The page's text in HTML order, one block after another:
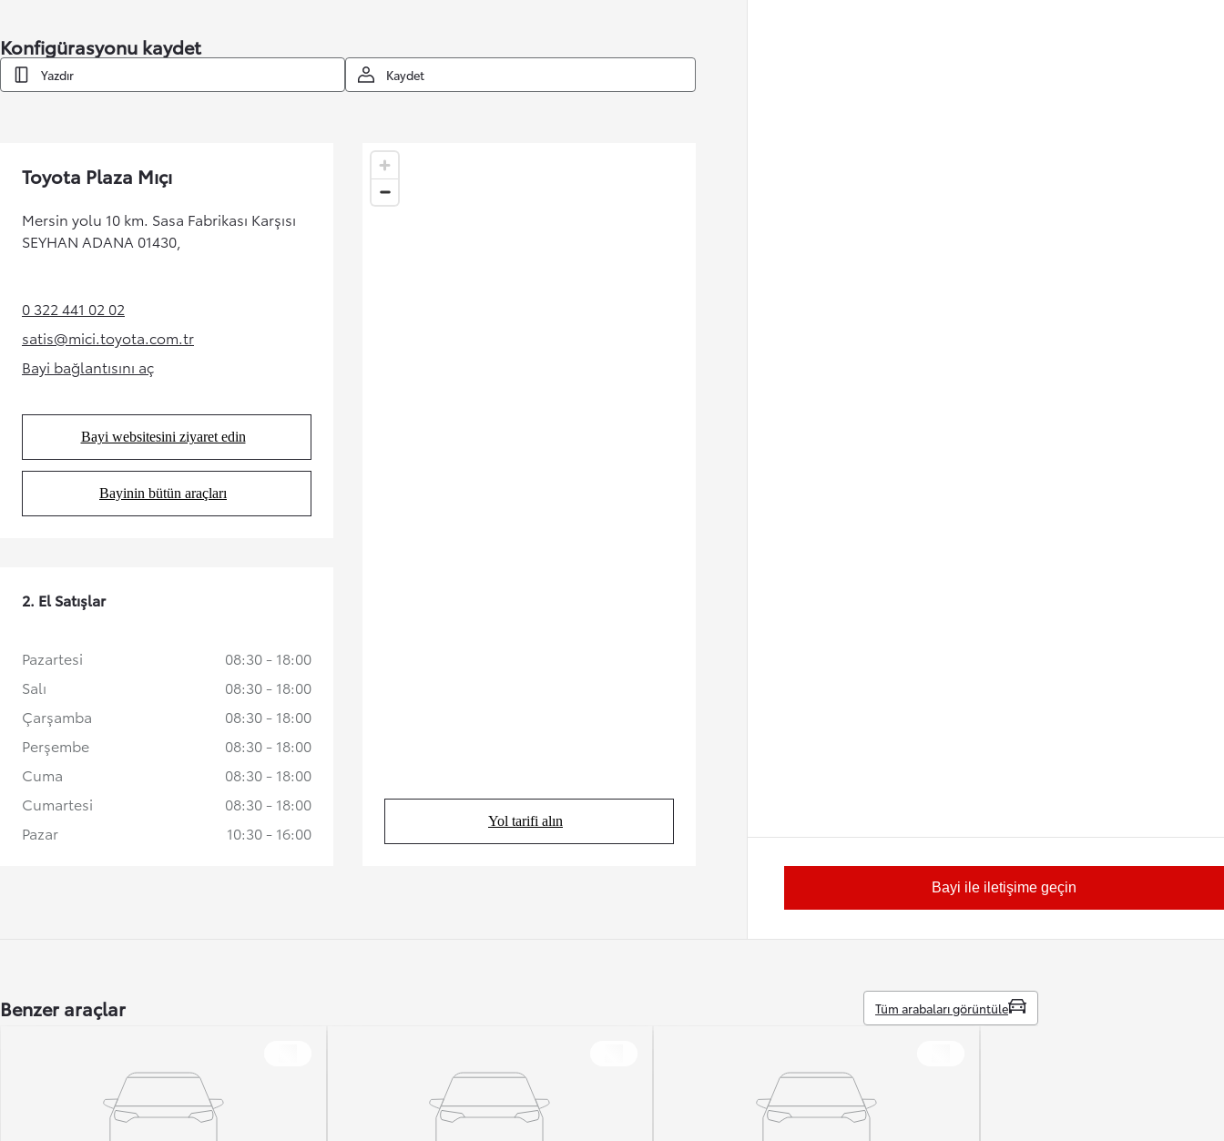
Bayi ile iletişime geçin
Konfigürasyonu kaydet
Yazdır Kaydet
Toyota Plaza Mıçı
Mersin yolu 10 km. Sasa Fabrikası Karşısı
SEYHAN ADANA 01430,
0 322 441 02 02(Opens in new tab)
satis@mici.toyota.com.tr
(Opens in new tab)
Bayi bağlantısını aç
(Opens in new tab)
Bayi websitesini ziyaret edin
(Opens in new tab)
Bayinin bütün araçları
(Opens in new tab)
Yol tarifi alın
(Opens in new tab)
2. El Satışlar
Pazartesi
08:30 - 18:00
Salı
08:30 - 18:00
Çarşamba
08:30 - 18:00
Perşembe
08:30 - 18:00
Cuma
08:30 - 18:00
Cumartesi
08:30 - 18:00
Pazar
10:30 - 16:00
Benzer araçlar Tüm arabaları görüntüle